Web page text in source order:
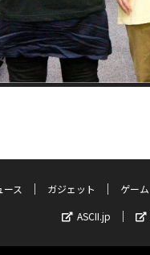
ース ガジェット ゲーム
ASCII.jp